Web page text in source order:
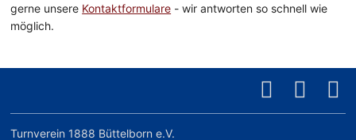
gerne unsere Kontaktformulare - wir antworten so schnell wie
möglich.
Turnverein 1888 Büttelborn e.V.